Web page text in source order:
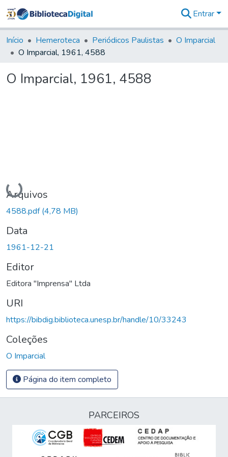
&
Coleções
Tudo na
Digital
Entrar
Início Hemeroteca Periódicos Paulistas
O Imparcial
O Imparcial, 1961, 4588
O Imparcial, 1961, 4588
Carregando...
Arquivos
4588.pdf(4,78 MB)
Data
1961-12-21
Editor
Editora "Imprensa" Ltda
URI
https://bibdig.biblioteca.unesp.br/handle/10/33243
Coleções
O Imparcial
Página do item completo
PARCEIROS